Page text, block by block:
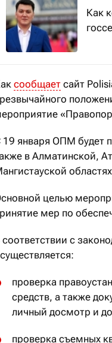
Как
сообщает сайт
19 января ОПМ будет
в Алматинской,
целью
мер по
соответствии с
проверка
средств, а также
личный досмотр и
проверка съемных